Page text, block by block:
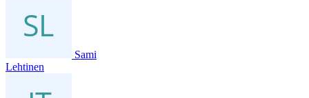
Sami
Lehtinen